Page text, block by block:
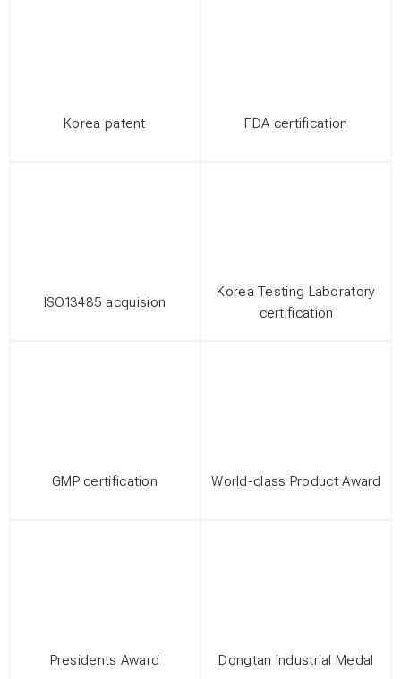
Korea patent FDA certification
ISO13485 acquision
Korea Testing Laboratory
certification
GMP certification World-class Product Award
Presidents Award Dongtan Industrial Medal